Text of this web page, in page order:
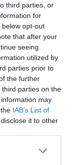
third parties, or
for
opt-out
that after your
seeing
utilized by
parties prior to
the further
parties on the
may
IAB’s List of
it to other